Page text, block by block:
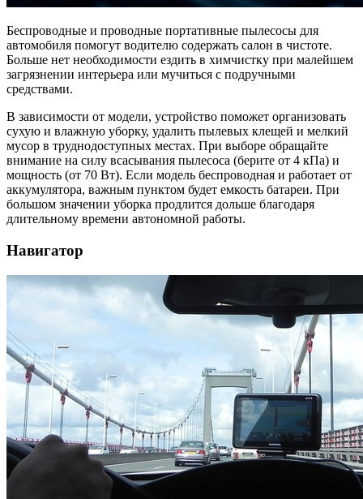
Беспроводные и проводные портативные пылесосы для
автомобиля помогут водителю содержать салон в чистоте.
Больше нет необходимости ездить в химчистку при малейшем
загрязнении интерьера или мучиться с подручными
средствами.
В зависимости от модели, устройство поможет организовать
сухую и влажную уборку, удалить пылевых клещей и мелкий
мусор в труднодоступных местах. При выборе обращайте
внимание на силу всасывания пылесоса (берите от 4 кПа) и
мощность (от 70 Вт). Если модель беспроводная и работает от
аккумулятора, важным пунктом будет емкость батареи. При
большом значении уборка продлится дольше благодаря
длительному времени автономной работы.
Навигатор